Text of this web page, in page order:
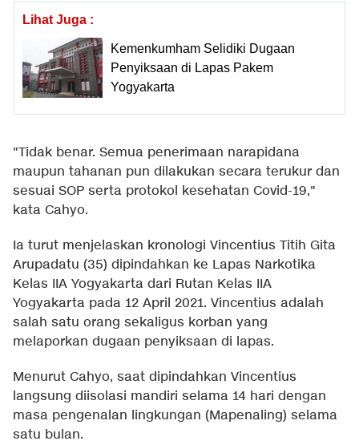
Lihat Juga :
Kemenkumham Selidiki Dugaan
Penyiksaan di Lapas Pakem
Yogyakarta
"Tidak benar. Semua penerimaan narapidana
maupun tahanan pun dilakukan secara terukur dan
sesuai SOP serta protokol kesehatan Covid-19,"
kata Cahyo.
Ia turut menjelaskan kronologi Vincentius Titih Gita
Arupadatu (35) dipindahkan ke Lapas Narkotika
Kelas IIA Yogyakarta dari Rutan Kelas IIA
Yogyakarta pada 12 April 2021. Vincentius adalah
salah satu orang sekaligus korban yang
melaporkan dugaan penyiksaan di lapas.
Menurut Cahyo, saat dipindahkan Vincentius
langsung diisolasi mandiri selama 14 hari dengan
masa pengenalan lingkungan (Mapenaling) selama
satu bulan.